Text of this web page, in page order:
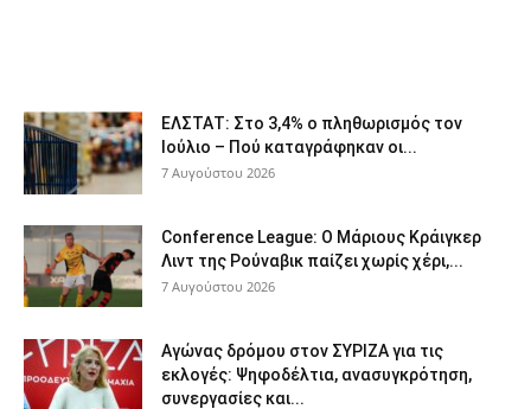
ΕΛΣΤΑΤ: Στο 3,4% ο πληθωρισμός τον
Ιούλιο – Πού καταγράφηκαν οι...
7 Αυγούστου 2026
Conference League: Ο Μάριους Κράιγκερ
Λιντ της Ρούναβικ παίζει χωρίς χέρι,...
7 Αυγούστου 2026
Αγώνας δρόμου στον ΣΥΡΙΖΑ για τις
εκλογές: Ψηφοδέλτια, ανασυγκρότηση,
συνεργασίες και...